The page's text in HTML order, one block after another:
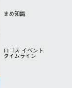
まめ知識
ロゴス イベント
タイムライン